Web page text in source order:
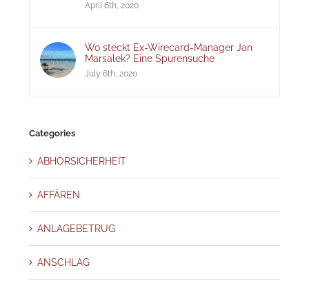
April 6th, 2020
Wo steckt Ex-Wirecard-Manager Jan
Marsalek? Eine Spurensuche
July 6th, 2020
Categories
ABHÖRSICHERHEIT
AFFÄREN
ANLAGEBETRUG
ANSCHLAG